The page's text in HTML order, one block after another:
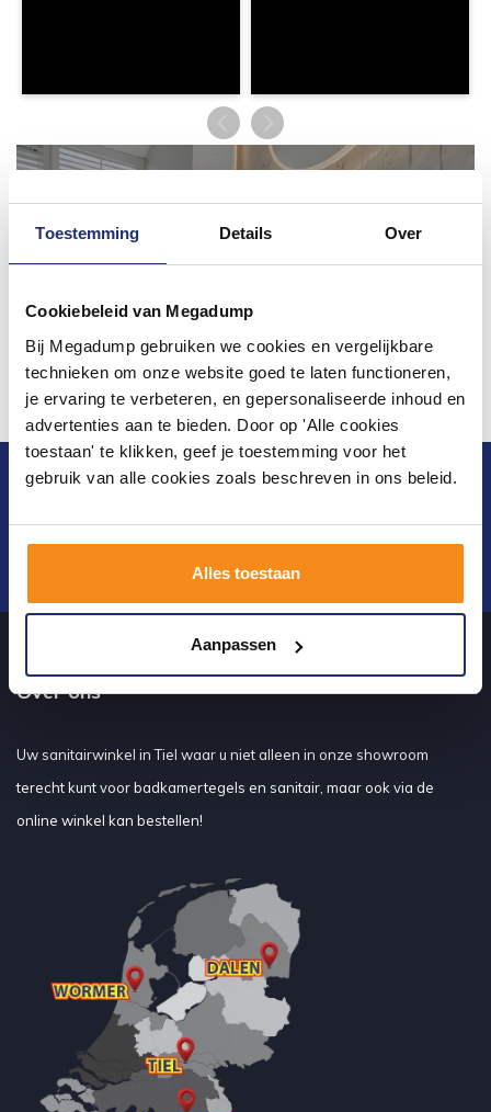
Toestemming Details Over
Cookiebeleid van Megadump
Bij Megadump gebruiken we cookies en vergelijkbare
technieken om onze website goed te laten functioneren,
je ervaring te verbeteren, en gepersonaliseerde inhoud en
advertenties aan te bieden. Door op 'Alle cookies
toestaan' te klikken, geef je toestemming voor het
gebruik van alle cookies zoals beschreven in ons beleid.
Alles toestaan
Aanpassen
Blijf op de hoogte van het laatste nieuws en
Over ons
Uw sanitairwinkel in Tiel waar u niet alleen in onze showroom
terecht kunt voor badkamertegels en sanitair, maar ook via de
online winkel kan bestellen!